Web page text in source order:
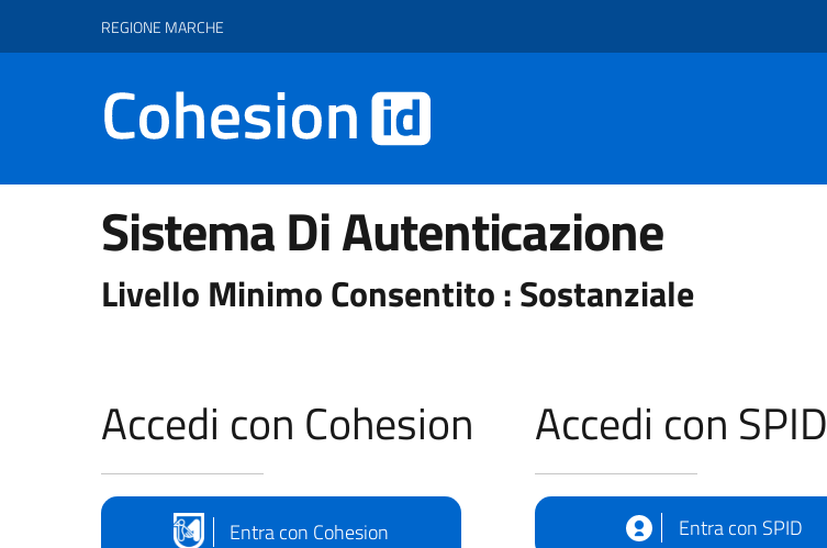
REGIONE MARCHE
Sistema Di Autenticazione
Livello Minimo Consentito : Sostanziale
Accedi con Cohesion
Entra con Cohesion
Accedi con SPID
Entra con SPID